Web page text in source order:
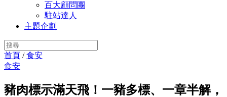
百大顧問團
駐站達人
主題企劃
首頁 /食安
食安
豬肉標示滿天飛！一豬多標、一章半解，